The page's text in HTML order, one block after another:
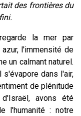
des frontières du
la mer par
l'immensité de
un calmant naturel.
dans l'air,
de plénitude
avons été
l'humanité : notre